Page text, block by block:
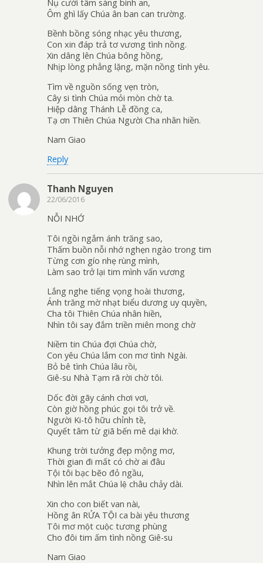
Nụ cười tâm sáng bình an,
Ôm ghì lấy Chúa ân ban can trường.
Bềnh bồng sóng nhạc yêu thương,
Con xin đáp trả tơ vương tình nồng.
Xin dâng lên Chúa bông hồng,
Nhịp lòng phẳng lặng, mặn nồng tình yêu.
Tìm về nguồn sống vẹn tròn,
Cây si tình Chúa mỏi mòn chờ ta.
Hiệp dâng Thánh Lễ đồng ca,
Tạ ơn Thiên Chúa Người Cha nhân hiền.
Nam Giao
Reply
Thanh Nguyen
22/06/2016
NỖI NHỚ
Tôi ngồi ngắm ánh trăng sao,
Thấm buồn nỗi nhớ nghẹn ngào trong tim
Từng cơn gío nhẹ rùng mình,
Làm sao trở lại tim mình vấn vương
Lắng nghe tiếng vọng hoài thương,
Ánh trăng mờ nhạt biểu dương uy quyền,
Cha tôi Thiên Chúa nhân hiền,
Nhìn tôi say đắm triền miên mong chờ
Niềm tin Chúa đợi Chúa chờ,
Con yêu Chúa lắm con mơ tình Ngài.
Bỏ bê tình Chúa lâu rồi,
Giê-su Nhà Tạm rã rời chờ tôi.
Dốc đời gãy cánh chơi vơi,
Còn giờ hồng phúc gọi tôi trở về.
Người Ki-tô hữu chỉnh tề,
Quyết tâm từ giã bến mê dại khờ.
Khung trời tưởng đẹp mộng mơ,
Thời gian đi mất có chờ ai đâu
Tội tôi bạc bẽo đỏ ngầu,
Nhìn lên mắt Chúa lệ châu chảy dài.
Xin cho con biết van nài,
Hồng ân RỬA TỘI ca bài yêu thương
Tôi mơ một cuộc tương phùng
Cho đôi tim ấm tình nồng Giê-su
Nam Giao